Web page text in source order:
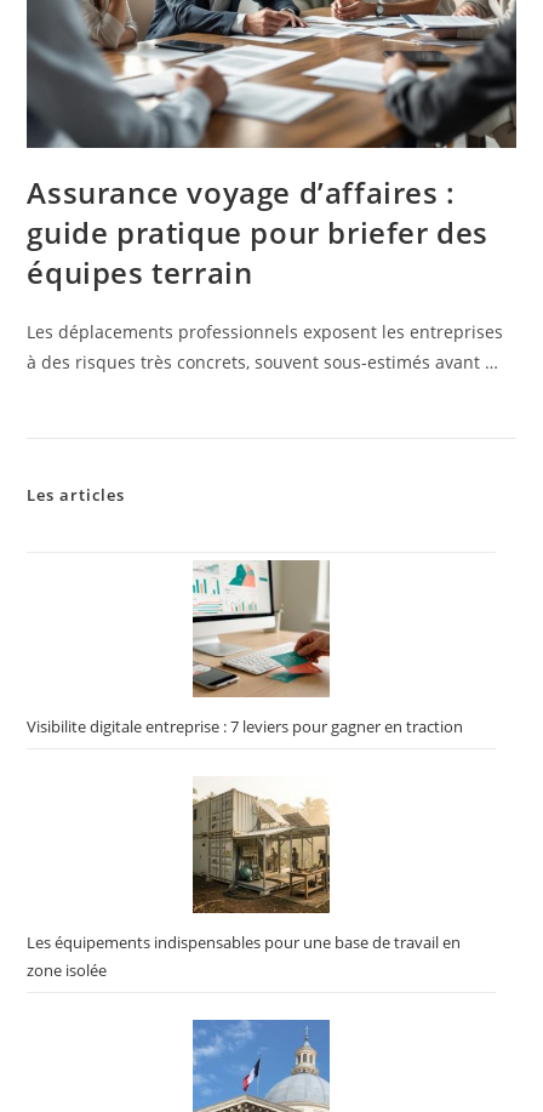
Assurance voyage d’affaires :
guide pratique pour briefer des
équipes terrain
Les déplacements professionnels exposent les entreprises
à des risques très concrets, souvent sous-estimés avant …
Les articles
Visibilite digitale entreprise : 7 leviers pour gagner en traction
Les équipements indispensables pour une base de travail en
zone isolée